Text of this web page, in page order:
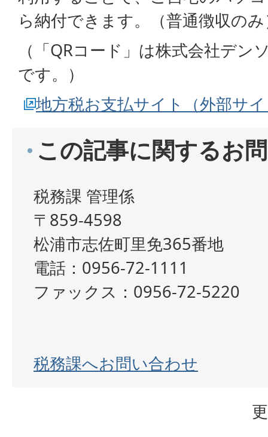
ら納付できます。（普通徴収の
（「QRコード」は株式会社デン
です。）
地方税お支払サイト（外部サ
この記事に関するお
税務課 管理係
〒859-4598
松浦市志佐町里免365番地
電話：0956-72-1111
ファックス：0956-72-5220
税務課へお問い合わせ